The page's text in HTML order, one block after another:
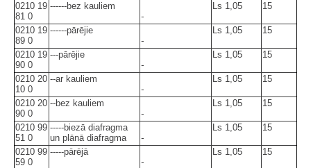
0210 19
81 0
------bez kauliem
-
Ls 1,05 15
0210 19
89 0
------pārējie
-
Ls 1,05 15
0210 19
90 0
---pārējie
-
Ls 1,05 15
0210 20
10 0
--ar kauliem
-
Ls 1,05 15
0210 20
90 0
--bez kauliem
-
Ls 1,05 15
0210 99
51 0
-----biezā diafragma
un plānā diafragma
-
Ls 1,05 15
0210 99
59 0
-----pārējā
-
Ls 1,05 15